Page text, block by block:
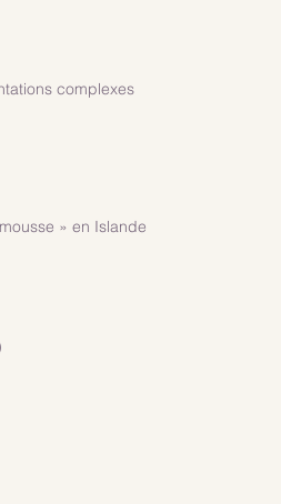
complexes
» en Islande